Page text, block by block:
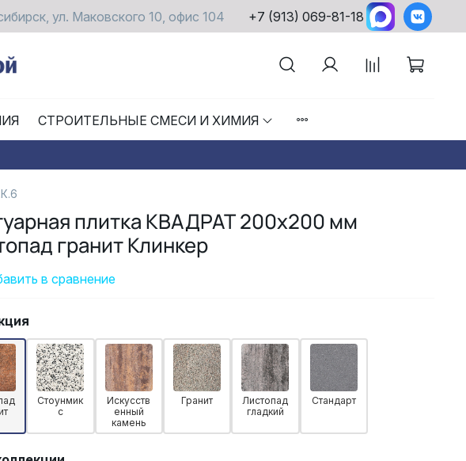
ул. Маковского 10, офис 104 +7 (913) 069-81-18
СТРОИТЕЛЬНЫЕ СМЕСИ И ХИМИЯ
плитка КВАДРАТ 200х200 мм
гранит Клинкер
в сравнение
Стоунмик
с
Искусств
енный
камень
Гранит
Листопад
гладкий
Стандарт